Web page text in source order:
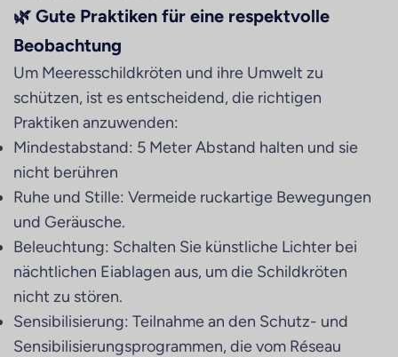
🌿 Gute Praktiken für eine respektvolle
Beobachtung
Um Meeresschildkröten und ihre Umwelt zu
schützen, ist es entscheidend, die richtigen
Praktiken anzuwenden:
Mindestabstand: 5 Meter Abstand halten und sie
nicht berühren
Ruhe und Stille: Vermeide ruckartige Bewegungen
und Geräusche.
Beleuchtung: Schalten Sie künstliche Lichter bei
nächtlichen Eiablagen aus, um die Schildkröten
nicht zu stören.
Sensibilisierung: Teilnahme an den Schutz- und
Sensibilisierungsprogrammen, die vom Réseau